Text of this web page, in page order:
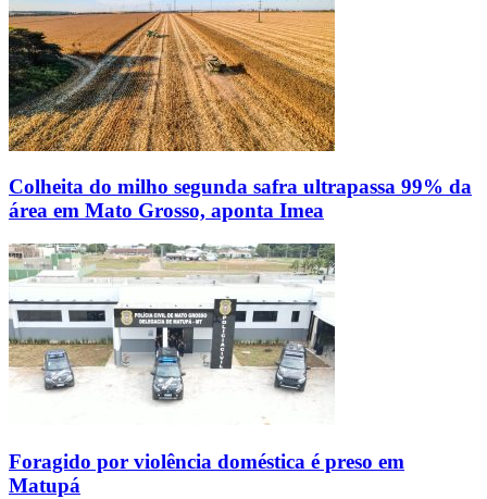
Colheita do milho segunda safra ultrapassa 99% da
área em Mato Grosso, aponta Imea
Foragido por violência doméstica é preso em
Matupá